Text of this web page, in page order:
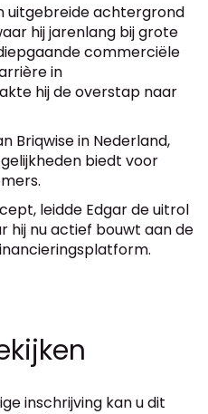
uitgebreide achtergrond
hij jarenlang bij grote
commerciële
in
hij de overstap naar
Briqwise in Nederland,
biedt voor
leidde Edgar de uitrol
hij nu actief bouwt aan de
inschrijving kan u dit